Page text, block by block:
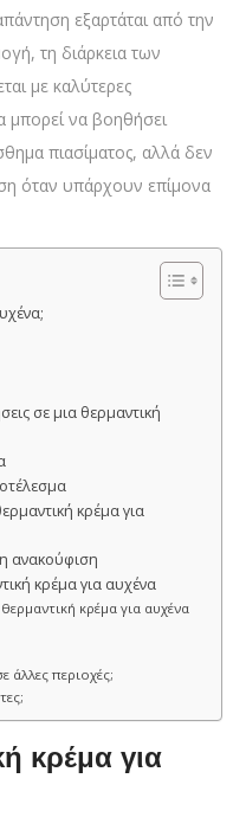
εξαρτάται από την
τη διάρκεια των
με καλύτερες
μπορεί να βοηθήσει
πιασίματος, αλλά δεν
όταν υπάρχουν επίμονα
σε μια θερμαντική
κρέμα για
ανακούφιση
κρέμα για αυχένα
κρέμα για αυχένα
άλλες περιοχές;
κρέμα για